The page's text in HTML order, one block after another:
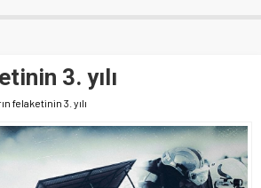
3. yılı
felaketinin 3. yılı